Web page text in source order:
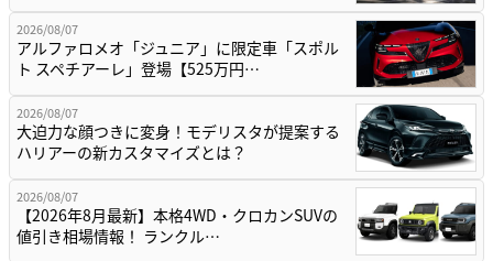
2026/08/07
アルファロメオ「ジュニア」に限定車「スポル
ト スペチアーレ」登場【525万円…
2026/08/07
大迫力な顔つきに変身！モデリスタが提案する
ハリアーの新カスタマイズとは？
2026/08/07
【2026年8月最新】本格4WD・クロカンSUVの
値引き相場情報！ ランクル…